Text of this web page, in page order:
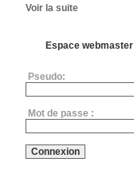
Voir la suite
Espace webmaster
Pseudo:
Mot de passe :